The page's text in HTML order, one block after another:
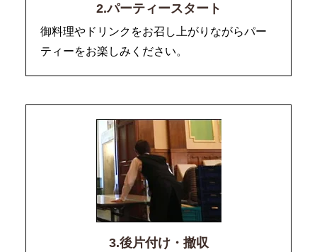
2.パーティースタート
御料理やドリンクをお召し上がりながらパー
ティーをお楽しみください。
3.後片付け・撤収